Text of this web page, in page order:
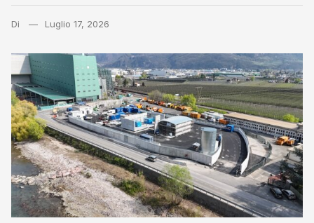
Di Luglio 17, 2026